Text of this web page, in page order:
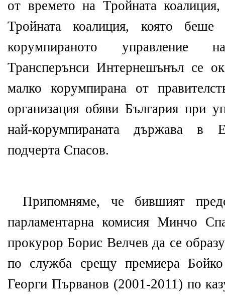
от времето на Тройната
Тройната коалиция, която беше
корумпираното управление
Трансперънси Интернешънъл се
малко корумпирана от
организация обяви България при
най-корумпираната държава в
подчерта Спасов.
Припомняме, че бившият
парламентарна комисия Минчо
прокурор Борис Велчев да се
по служба срещу премиера
Георги Първанов (2001-2011) по